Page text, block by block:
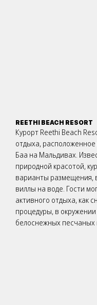
REETHI BEACH RESORT
Курорт Reethi Beach
отдыха,
Баа на Мальдивах.
природной красотой,
варианты размещения,
виллы на воде. Гости
активного отдыха, как
процедуры, в
белоснежных песчаных